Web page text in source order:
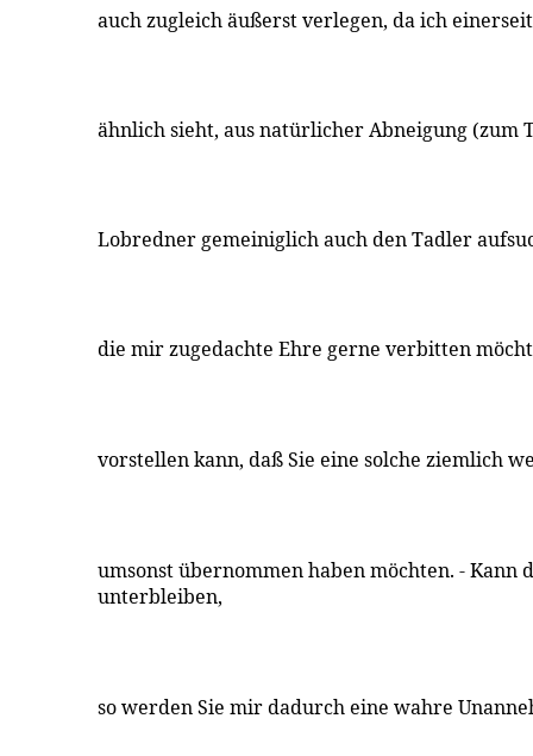
auch zugleich äußerst verlegen, da ich
ähnlich sieht, aus natürlicher Abneigung (zum
Lobredner gemeiniglich auch den Tadler
die mir zugedachte Ehre gerne verbitten
vorstellen kann, daß Sie eine solche ziemlich
umsonst übernommen haben möchten. - Kann
unterbleiben,
so werden Sie mir dadurch eine wahre